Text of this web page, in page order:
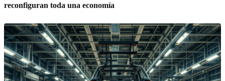
reconfiguran toda una economía